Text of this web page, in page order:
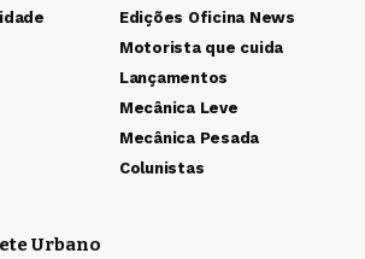
Edições Oficina News
Motorista que cuida
Lançamentos
Mecânica Leve
Mecânica Pesada
Colunistas
Urbano